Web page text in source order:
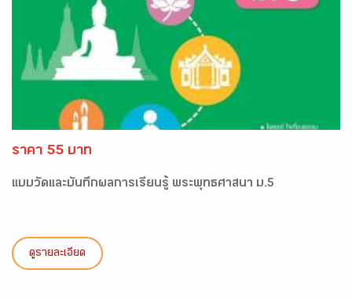
ราคา 55 บาท
แบบวัดและบันทึกผลการเรียนรู้ พระพุทธศาสนา ม.5
ดูรายละเอียด